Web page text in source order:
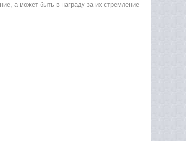
а может быть в награду за их стремление